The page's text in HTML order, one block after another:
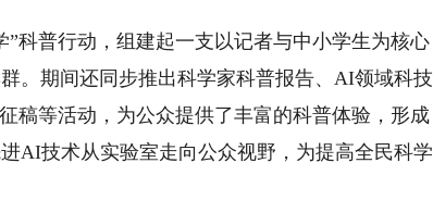
普行动，组建起一支以记者与中小学生为核心
。期间还同步推出科学家科普报告、AI领域科技
稿等活动，为公众提供了丰富的科普体验，形成
AI技术从实验室走向公众视野，为提高全民科学